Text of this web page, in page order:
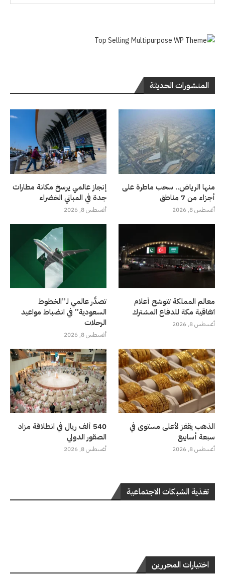
المنشورات الحديثة
منها الرياض.. سحب ماطرة على
أجزاء من 7 مناطق
أغسطس 8, 2026
إنجاز عالمي يرسخ مكانة مطارات
جدة في المباني الخضراء
أغسطس 8, 2026
معالم المملكة تتوشح أعلام
اتفاقية مكة للدفاع المشترك
أغسطس 8, 2026
تصدُّر عالمي لـ”الخطوط
السعودية” في انضباط مواعيد
الرحلات
أغسطس 8, 2026
الذهب يقفز لأعلى مستوى في
سبعة أسابيع
أغسطس 8, 2026
540 ألف ريال في انطلاقة مزاد
الصقور الدولي
أغسطس 8, 2026
تغذية الشبكات الاجتماعية
اختيارات المحررين